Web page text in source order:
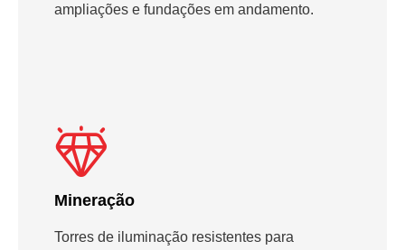
ampliações e fundações em andamento.
Mineração
Torres de iluminação resistentes para